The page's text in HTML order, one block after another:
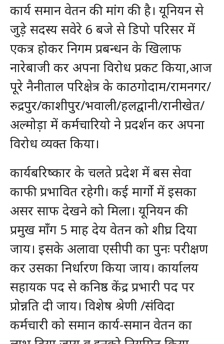
कार्य समान वेतन की मांग की है। यूनियन से
जुड़े सदस्य सवेरे 6 बजे से डिपो परिसर में
एकत्र होकर निगम प्रबन्धन के खिलाफ
नारेबाजी कर अपना विरोध प्रकट किया,आज
पूरे नैनीताल परिक्षेत्र के काठगोदाम/रामनगर/
रुद्रपुर/काशीपुर/भवाली/हलद्वानी/रानीखेत/
अल्मोड़ा में कर्मचारियो ने प्रदर्शन कर अपना
विरोध व्यक्त किया।
कार्यबरिष्कार के चलते प्रदेश में बस सेवा
काफी प्रभावित रहेगी। कई मार्गो में इसका
असर साफ देखने को मिला। यूनियन की
प्रमुख माँग 5 माह देय वेतन को शीघ्र दिया
जाय। इसके अलावा एसीपी का पुनः परीक्षण
कर उसका निर्धारण किया जाय। कार्यालय
सहायक पद से कनिष्ठ केंद्र प्रभारी पद पर
प्रोन्नति दी जाय। विशेष श्रेणी /संविदा
कर्मचारी को समान कार्य-समान वेतन का